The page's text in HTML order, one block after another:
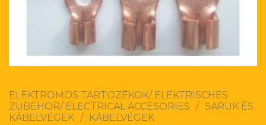
ELEKTROMOS TARTOZÉKOK/ ELEKTRISCHES
ZUBEHÖR/ ELECTRICAL ACCESORIES / SARUK ÉS
KÁBELVÉGEK / KÁBELVÉGEK